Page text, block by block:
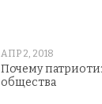
АПР 2, 2018
Почему
общества